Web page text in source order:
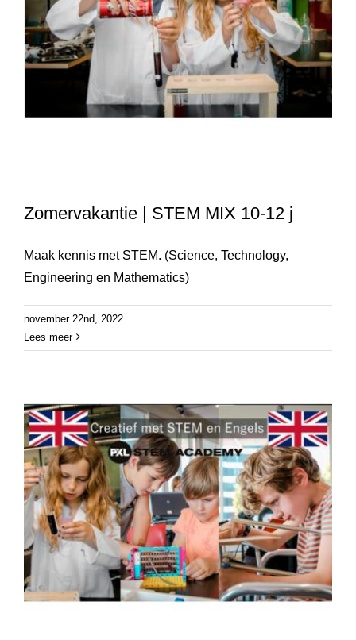
Zomervakantie | STEM MIX 10-12 j
Maak kennis met STEM. (Science, Technology,
Engineering en Mathematics)
november 22nd, 2022
Lees meer